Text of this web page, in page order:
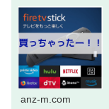
anz-m.com